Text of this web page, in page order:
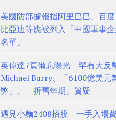
美國防部據報指阿里巴巴、百度
比亞迪等應被列入「中國軍事
名單」
英偉達7頁備忘曝光 罕有大反
Michael Burry、「6100億美元
弊」、「折舊年期」質疑
遇見小麵2408招股 一手入場